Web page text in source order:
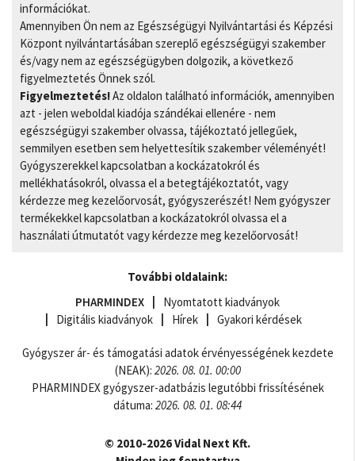
információkat.
Amennyiben Ön nem az Egészségügyi Nyilvántartási és Képzési
Központ nyilvántartásában szereplő egészségügyi szakember
és/vagy nem az egészségügyben dolgozik, a következő
figyelmeztetés Önnek szól.
Figyelmeztetés!Az oldalon található információk, amennyiben
azt - jelen weboldal kiadója szándékai ellenére - nem
egészségügyi szakember olvassa, tájékoztató jellegűek,
semmilyen esetben sem helyettesítik szakember véleményét!
Gyógyszerekkel kapcsolatban a kockázatokról és
mellékhatásokról, olvassa el a betegtájékoztatót, vagy
kérdezze meg kezelőorvosát, gyógyszerészét! Nem gyógyszer
termékekkel kapcsolatban a kockázatokról olvassa el a
használati útmutatót vagy kérdezze meg kezelőorvosát!
További oldalaink:
PHARMINDEX
Nyomtatott kiadványok
Digitális kiadványok
Hírek Gyakori kérdések
Gyógyszer ár- és támogatási adatok érvényességének kezdete
(NEAK): 2026. 08. 01. 00:00
PHARMINDEX gyógyszer-adatbázis legutóbbi frissítésének
dátuma: 2026. 08. 01. 08:44
© 2010-2026 Vidal Next Kft.